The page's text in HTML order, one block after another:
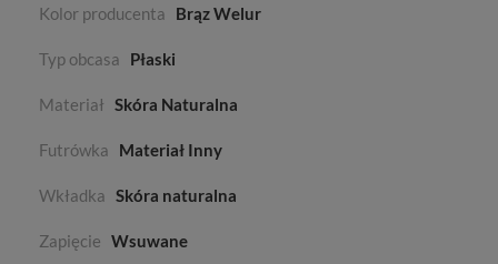
Kolor producenta Brąz Welur
Typ obcasa Płaski
Materiał Skóra Naturalna
Futrówka Materiał Inny
Wkładka Skóra naturalna
Zapięcie Wsuwane